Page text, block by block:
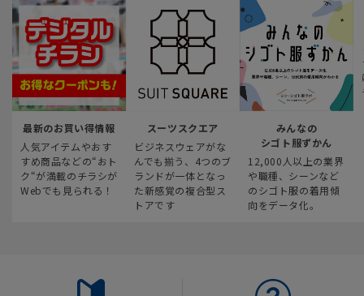
最新のお買い得情報
人気アイテムやおす
すめ商品などの“おト
ク“が満載のチラシが
Webでも見られる！
スーツスクエア
ビジネスウェアがな
んでも揃う、4つのブ
ランドが一体となっ
た新感覚の複合型ス
トアです
みんなの
シゴト服ずかん
12,000人以上の業界
や職種、シーンなど
のシゴト服の着用傾
向をデータ化。